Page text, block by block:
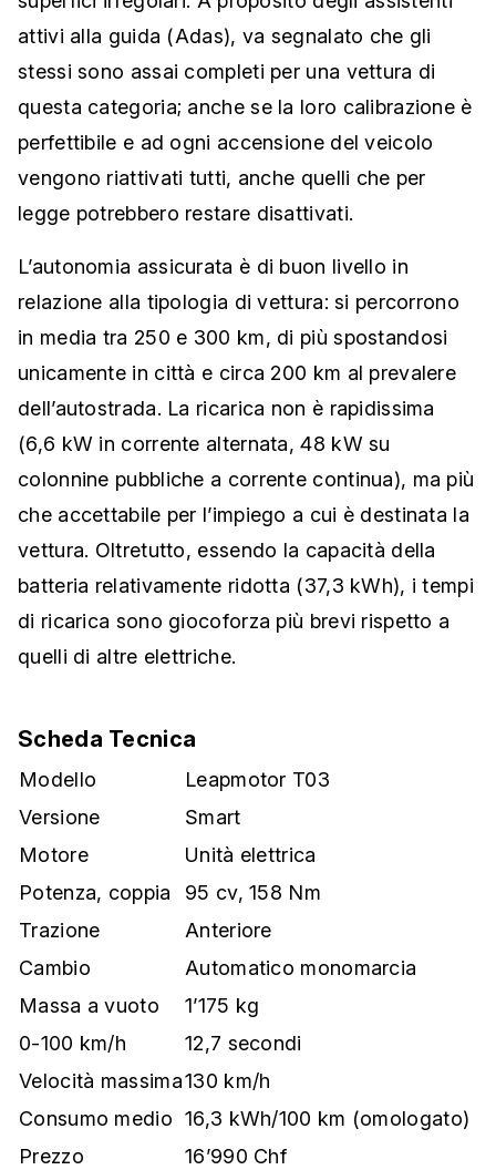
attivi alla guida (Adas), va segnalato che gli
stessi sono assai completi per una vettura di
questa categoria; anche se la loro calibrazione è
perfettibile e ad ogni accensione del veicolo
vengono riattivati tutti, anche quelli che per
legge potrebbero restare disattivati.
L’autonomia assicurata è di buon livello in
relazione alla tipologia di vettura: si percorrono
in media tra 250 e 300 km, di più spostandosi
unicamente in città e circa 200 km al prevalere
dell’autostrada. La ricarica non è rapidissima
(6,6 kW in corrente alternata, 48 kW su
colonnine pubbliche a corrente continua), ma più
che accettabile per l’impiego a cui è destinata la
vettura. Oltretutto, essendo la capacità della
batteria relativamente ridotta (37,3 kWh), i tempi
di ricarica sono giocoforza più brevi rispetto a
quelli di altre elettriche.
Scheda Tecnica
Modello
Leapmotor T03
Versione
Smart
Motore
Unità elettrica
Potenza, coppia
95 cv, 158 Nm
Trazione
Anteriore
Cambio
Automatico monomarcia
Massa a vuoto
1’175 kg
0-100 km/h
12,7 secondi
Velocità massima130 km/h
Consumo medio 16,3 kWh/100 km (omologato)
Prezzo
16’990 Chf